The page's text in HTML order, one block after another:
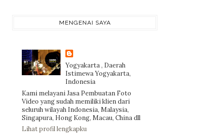
MENGENAI SAYA
Yogyakarta , Daerah
Istimewa Yogyakarta,
Indonesia
Kami melayani Jasa Pembuatan Foto
Video yang sudah memiliki klien dari
seluruh wilayah Indonesia, Malaysia,
Singapura, Hong Kong, Macau, China dll
Lihat profil lengkapku